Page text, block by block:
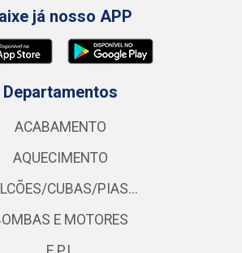
já nosso APP
Departamentos
ACABAMENTO
AQUECIMENTO
CUBAS/PIAS...
E MOTORES